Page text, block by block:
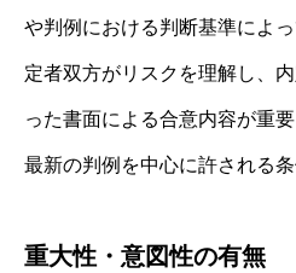
や判例における判断基準によ
定者双方がリスクを理解し、
った書面による合意内容が重
最新の判例を中心に許される条
重大性・意図性の有無